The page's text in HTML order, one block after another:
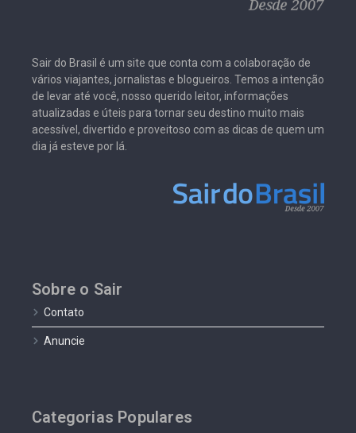
Sair do Brasil é um site que conta com a colaboração de
vários viajantes, jornalistas e blogueiros. Temos a intenção
de levar até você, nosso querido leitor, informações
atualizadas e úteis para tornar seu destino muito mais
acessível, divertido e proveitoso com as dicas de quem um
dia já esteve por lá.
Sobre o Sair
Contato
Anuncie
Categorias Populares